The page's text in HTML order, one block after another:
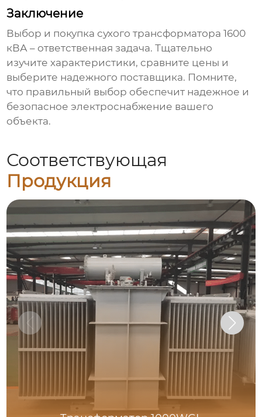
Заключение
Выбор и покупка сухого трансформатора 1600
кВА – ответственная задача. Тщательно
изучите характеристики, сравните цены и
выберите надежного поставщика. Помните,
что правильный выбор обеспечит надежное и
безопасное электроснабжение вашего
объекта.
Соответствующая
Продукция